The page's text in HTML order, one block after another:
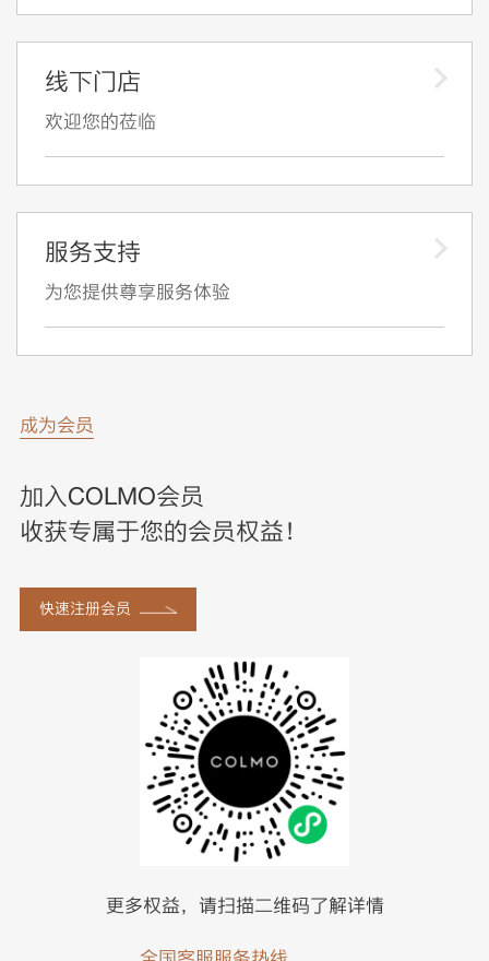
线下门店
欢迎您的莅临
服务支持
为您提供尊享服务体验
成为会员
加入COLMO会员
收获专属于您的会员权益！
快速注册会员
更多权益，请扫描二维码了解详情